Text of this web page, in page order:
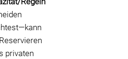
privaten